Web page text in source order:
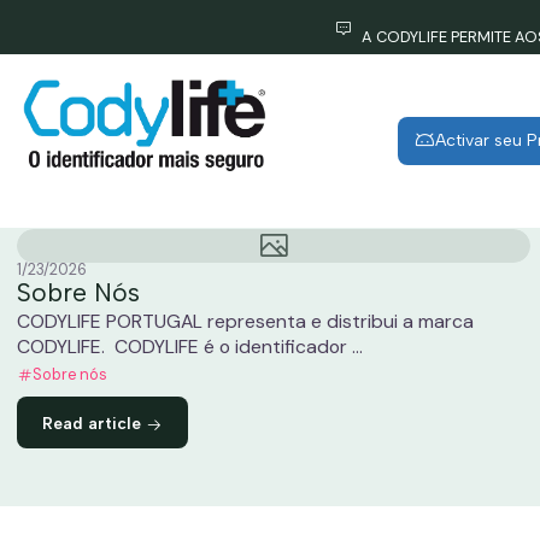
Activar seu
A CODYLIFE PERMITE
1/23/2026
Sobre Nós
CODYLIFE PORTUGAL representa e distribui a marca
CODYLIFE. CODYLIFE é o identificador ...
Sobre nós
Read article